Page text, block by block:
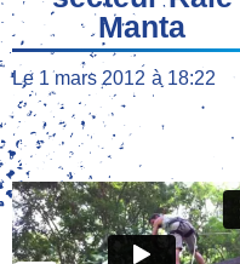
Manta
Le 1 mars 2012 à 18:22